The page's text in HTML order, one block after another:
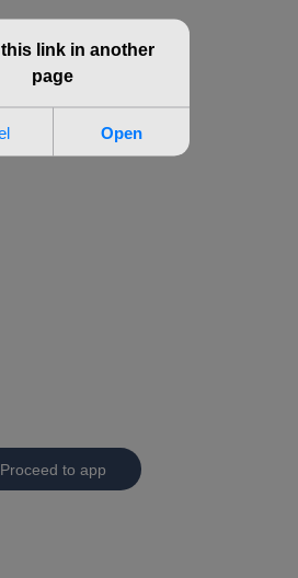
Proceed to app